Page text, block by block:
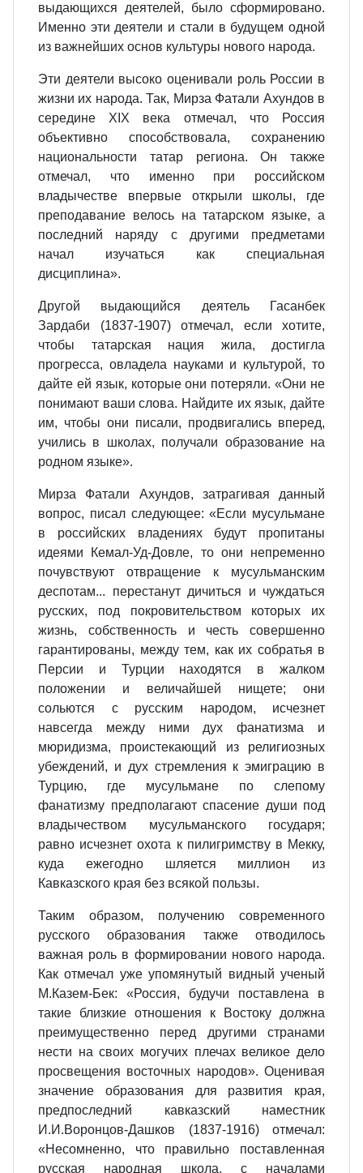
выдающихся деятелей, было сформировано.
Именно эти деятели и стали в будущем одной
из важнейших основ культуры нового народа.
Эти деятели высоко оценивали роль России в
жизни их народа. Так, Мирза Фатали Ахундов в
середине ХIХ века отмечал, что Россия
объективно способствовала, сохранению
национальности татар региона. Он также
отмечал, что именно при российском
владычестве впервые открыли школы, где
преподавание велось на татарском языке, а
последний наряду с другими предметами
начал изучаться как специальная
дисциплина».
Другой выдающийся деятель Гасанбек
Зардаби (1837-1907) отмечал, если хотите,
чтобы татарская нация жила, достигла
прогресса, овладела науками и культурой, то
дайте ей язык, которые они потеряли. «Они не
понимают ваши слова. Найдите их язык, дайте
им, чтобы они писали, продвигались вперед,
учились в школах, получали образование на
родном языке».
Мирза Фатали Ахундов, затрагивая данный
вопрос, писал следующее: «Если мусульмане
в российских владениях будут пропитаны
идеями Кемал-Уд-Довле, то они непременно
почувствуют отвращение к мусульманским
деспотам... перестанут дичиться и чуждаться
русских, под покровительством которых их
жизнь, собственность и честь совершенно
гарантированы, между тем, как их собратья в
Персии и Турции находятся в жалком
положении и величайшей нищете; они
сольются с русским народом, исчезнет
навсегда между ними дух фанатизма и
мюридизма, проистекающий из религиозных
убеждений, и дух стремления к эмиграцию в
Турцию, где мусульмане по слепому
фанатизму предполагают спасение души под
владычеством мусульманского государя;
равно исчезнет охота к пилигримству в Мекку,
куда ежегодно шляется миллион из
Кавказского края без всякой пользы.
Таким образом, получению современного
русского образования также отводилось
важная роль в формировании нового народа.
Как отмечал уже упомянутый видный ученый
М.Казем-Бек: «Россия, будучи поставлена в
такие близкие отношения к Востоку должна
преимущественно перед другими странами
нести на своих могучих плечах великое дело
просвещения восточных народов». Оценивая
значение образования для развития края,
предпоследний кавказский наместник
И.И.Воронцов-Дашков (1837-1916) отмечал:
«Несомненно, что правильно поставленная
русская народная школа, с началами